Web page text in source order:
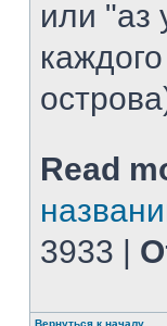
или "аз
Read
3933 |
Вернуться к началу